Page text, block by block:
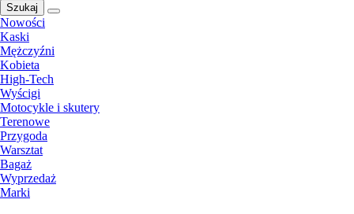
Szukaj
Nowości
Kaski
Mężczyźni
Kobieta
High-Tech
Wyścigi
Motocykle i skutery
Terenowe
Przygoda
Warsztat
Bagaż
Wyprzedaż
Marki